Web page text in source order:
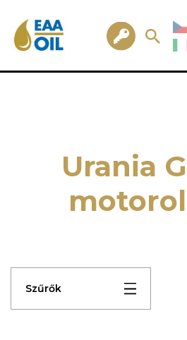
Urania
Szűrők